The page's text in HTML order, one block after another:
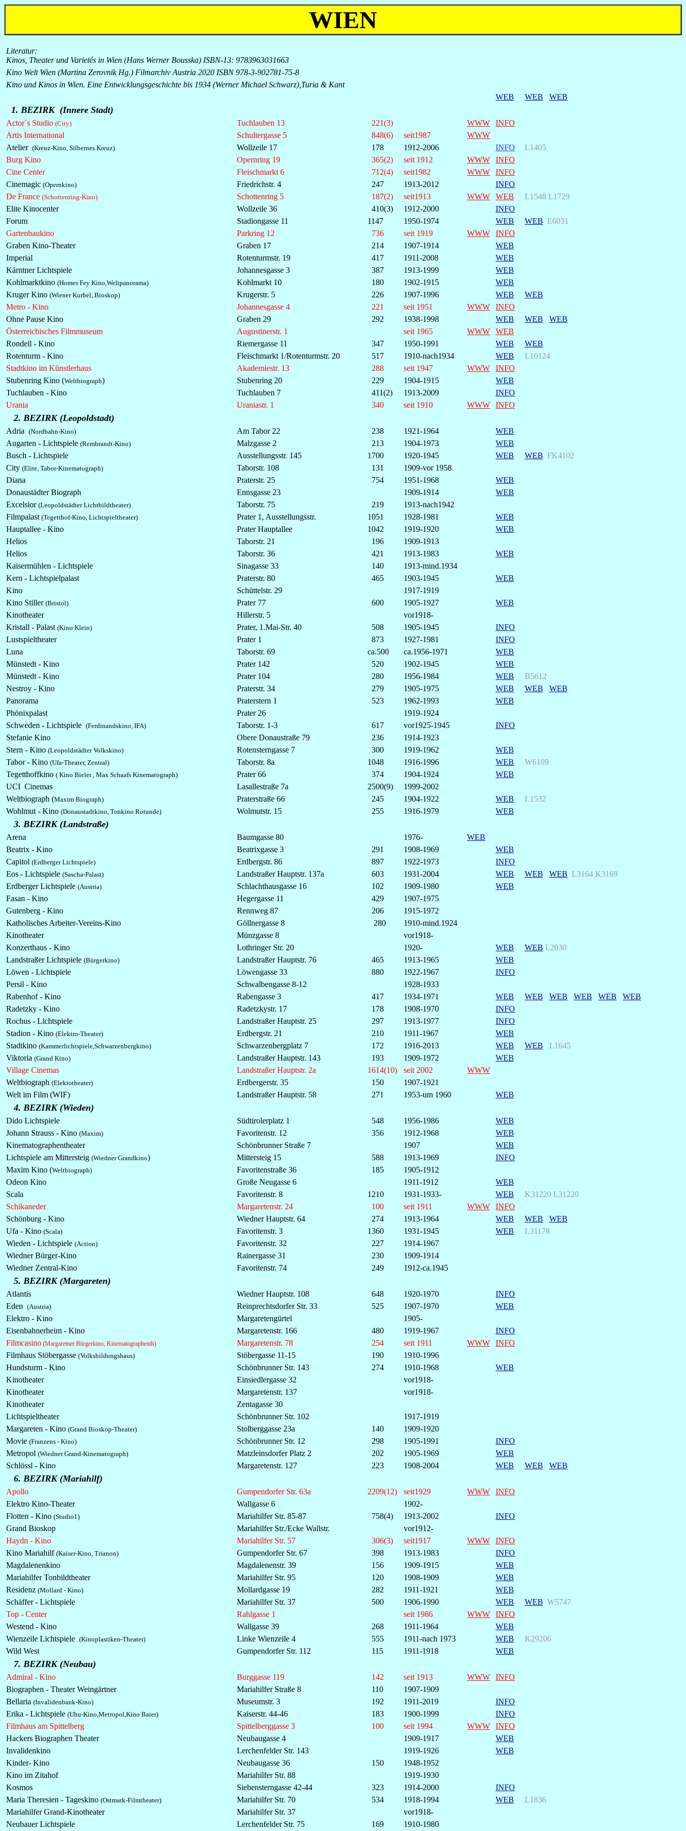
WIEN
Literatur:
Kinos, Theater und Varietés in Wien (Hans Werner Bousska) ISBN-13: 9783963031663
Kino Welt Wien (Martina Zerovnik Hg.) Filmarchiv Austria 2020 ISBN 978-3-902781-75-8
Kino und Kinos in Wien. Eine Entwicklungsgeschichte bis 1934 (Werner Michael Schwarz),Turia & Kant
WEB
WEB WEB
1. BEZIRK (Innere Stadt)
Actor´s Studio (City) Tuchlauben 13 221(3) WWW
INFO
Artis International
Schultergasse 5 848(6) seit1987
WWW
Atelier (Kreuz-Kino, Silbernes Kreuz) Wollzeile 17 178 1912-2006 INFO
L1405
Burg Kino
Opernring 19 365(2) seit 1912 WWW
INFO
Cine Center
Fleischmarkt 6 712(4) seit1982 WWW
INFO
Cinemagic (Opernkino) Friedrichstr. 4 247 1913-2012
INFO
De France (Schottenring-Kino) Schottenring 5 187(2) seit1913 WWW WEB
L1548 L1729
Elite Kinocenter
Wollzeile 36 410(3) 1912-2000
INFO
Forum
Stadiongasse 11 1147 1950-1974 WEB WEB E6031
Gartenbaukino
Parkring 12 736 seit 1919 WWW
INFO
Graben Kino-Theater
Graben 17 214 1907-1914
WEB
Imperial
Rotenturmstr. 19 417 1911-2008
WEB
Kärntner Lichtspiele
Johannesgasse 3 387 1913-1999
WEB
Kohlmarktkino (Homes Fey Kino,Weltpanorama) Kohlmarkt 10 180 1902-1915
WEB
Kruger Kino (Wiener Kurbel, Bioskop) Krugerstr. 5 226 1907-1996 WEB
WEB
Metro - Kino
Johannesgasse 4 221 seit 1951 WWW
INFO
Ohne Pause Kino
Graben 29 292 1938-1998 WEB WEB
WEB
Österreichisches Filmmuseum
Augustinerstr. 1 seit 1965 WWW
WEB
Rondell - Kino
Riemergasse 11 347 1950-1991 WEB
WEB
Rotenturm - Kino
Fleischmarkt 1/Rotenturmstr. 20 517 1910-nach1934 WEB
L10124
Stadtkino im Künstlerhaus
Akademiestr. 13 288 seit 1947 WWW
INFO
Stubenring Kino (Weltbiograph) Stubenring 20 229 1904-1915
WEB
Tuchlauben - Kino
Tuchlauben 7 411(2) 1913-2009
INFO
Urania
Uraniastr. 1 340 seit 1910 WWW INFO
2. BEZIRK (Leopoldstadt)
Adria (Nordbahn-Kino) Am Tabor 22 238 1921-1964
WEB
Augarten - Lichtspiele (Rembrandt-Kino) Malzgasse 2 213 1904-1973
WEB
Busch - Lichtspiele
Ausstellungsstr. 145 1700 1920-1945 WEB WEB FK4102
City (Elite, Tabor-Kinematograph) Taborstr. 108 131
1909-vor 1958
Diana
Praterstr. 25 754 1951-1968
WEB
Donaustädter Biograph
Ennsgasse 23 1909-1914
WEB
Excelsior (Leopoldstädter Lichtbildtheater) Taborstr. 75 219
1913-nach1942
Filmpalast (Tegetthof-Kino, Lichtspieltheater) Prater 1, Ausstellungsstr. 1051 1928-1981
WEB
Hauptallee - Kino
Prater Hauptallee 1042 1919-1920
WEB
Helios
Taborstr. 21 196
1909-1913
Helios
Taborstr. 36 421 1913-1983
WEB
Kaisermühlen - Lichtspiele
Sinagasse 33 140
1913-mind.1934
Kern - Lichtspielpalast
Praterstr. 80 465 1903-1945
WEB
Kino
Schüttelstr. 29
1917-1919
Kino Stiller (Bristol) Prater 77 600 1905-1927
WEB
Kinotheater
Hillerstr. 5
vor1918-
Kristall - Palast (Kino Klein) Prater, 1.Mai-Str. 40 508 1905-1945
INFO
Lustspieltheater
Prater 1 873 1927-1981
INFO
Luna
Taborstr. 69 ca.500 ca.1956-1971
WEB
Münstedt - Kino
Prater 142 520 1902-1945
WEB
Münstedt - Kino
Prater 104 280 1956-1984 WEB
B5612
Nestroy - Kino
Praterstr. 34 279 1905-1975 WEB WEB
WEB
Panorama
Praterstern 1 523 1962-1993
WEB
Phönixpalast
Prater 26
1919-1924
Schweden - Lichtspiele (Ferdinandskino, IFA) Taborstr. 1-3 617 vor1925-1945
INFO
Stefanie Kino
Obere Donaustraße 79 236
1914-1923
Stern - Kino (Leopoldstädter Volkskino) Rotensterngasse 7 300 1919-1962
WEB
Tabor - Kino (Ufa-Theater, Zentral) Taborstr. 8a 1048 1916-1996 WEB
W6109
Tegetthoffkino ( Kino Bieler , Max Schaafs Kinematograph) Prater 66 374 1904-1924
WEB
UCI Cinemas
Lasallestraße 7a 2500(9)
1999-2002
Weltbiograph (Maxim Biograph) Praterstraße 66 245 1904-1922 WEB
L1532
Wohlmut - Kino (Donaustadtkino, Tonkino Rotunde) Wolmutstr. 15 255 1916-1979 WEB
3. BEZIRK (Landstraße)
Arena Baumgasse 80 1976-
WEB
Beatrix - Kino
Beatrixgasse 3 291 1908-1969
WEB
Capitol (Erdberger Lichtspiele) Erdbergstr. 86 897 1922-1973
INFO
Eos - Lichtspiele (Sascha-Palast) Landstraßer Hauptstr. 137a 603 1931-2004 WEB WEB WEB L3164 K3169
Erdberger Lichtspiele (Austria) Schlachthausgasse 16 102 1909-1980
WEB
Fasan - Kino
Hegergasse 11 429
1907-1975
Gutenberg - Kino
Rennweg 87 206
1915-1972
Katholisches Arbeiter-Vereins-Kino
Göllnergasse 8 280
1910-mind.1924
Kinotheater
Münzgasse 8
vor1918-
Konzerthaus - Kino
Lothringer Str. 20 1920- WEB WEB L2030
Landstraßer Lichtspiele (Bürgerkino) Landstraßer Hauptstr. 76 465 1913-1965
WEB
Löwen - Lichtspiele
Löwengasse 33 880 1922-1967
INFO
Persil - Kino
Schwalbengasse 8-12
1928-1933
Rabenhof - Kino
Rabengasse 3 417 1934-1971 WEB WEB WEB WEB WEB
WEB
Radetzky - Kino
Radetzkystr. 17 178 1908-1970
INFO
Rochus - Lichtspiele
Landstraßer Hauptstr. 25 297 1913-1977
INFO
Stadion - Kino (Elektro-Theater) Erdbergstr. 21 210 1911-1967
WEB
Stadtkino (Kammerlichtspiele,Schwarzenbergkino) Schwarzenbergplatz 7 172 1916-2013 WEB WEB
L1645
Viktoria (Grand Kino) Landstraßer Hauptstr. 143 193 1909-1972
WEB
Village Cinemas
Landstraßer Hauptstr. 2a 1614(10) seit 2002
WWW
Weltbiograph (Elektotheater) Erdbergerstr. 35 150
1907-1921
Welt im Film (WIF)
Landstraßer Hauptstr. 58 271 1953-um 1960 WEB
4. BEZIRK (Wieden)
Dido Lichtspiele Südtirolerplatz 1 548 1956-1986
WEB
Johann Strauss - Kino (Maxim) Favoritenstr. 12 356 1912-1968
WEB
Kinematographentheater
Schönbrunner Straße 7 1907
WEB
Lichtspiele am Mittersteig (Wiedner Grandkino) Mittersteig 15 588 1913-1969
INFO
Maxim Kino (Weltbiograph) Favoritenstraße 36 185
1905-1912
Odeon Kino
Große Neugasse 6 1911-1912
WEB
Scala
Favoritenstr. 8 1210 1931-1933- WEB
K31220 L31220
Schikaneder
Margaretenstr. 24 100 seit 1911 WWW
INFO
Schönburg - Kino
Wiedner Hauptstr. 64 274 1913-1964 WEB WEB
WEB
Ufa - Kino (Scala) Favoritenstr. 3 1360 1931-1945 WEB
L31178
Wieden - Lichtspiele (Action) Favoritenstr. 32 227
1914-1967
Wiedner Bürger-Kino
Rainergasse 31 230
1909-1914
Wiedner Zentral-Kino
Favoritenstr. 74 249 1912-ca.1945
5. BEZIRK (Margareten)
Atlantis Wiedner Hauptstr. 108 648 1920-1970
INFO
Eden (Austria) Reinprechtsdorfer Str. 33 525 1907-1970
WEB
Elektro - Kino
Margaretengürtel
1905-
Eisenbahnerheim - Kino
Margaretenstr. 166 480 1919-1967
INFO
Filmcasino (Margaretner Bürgerkino, Kinematographenth) Margaretenstr. 78 254 seit 1911 WWW
INFO
Filmhaus Stöbergasse (Volksbildungshaus) Stöbergasse 11-15 190
1910-1996
Hundsturm - Kino
Schönbrunner Str. 143 274 1910-1968
WEB
Kinotheater
Einsiedlergasse 32
vor1918-
Kinotheater
Margaretenstr. 137
vor1918-
Kinotheater
Zentagasse 30
Lichtspieltheater
Schönbrunner Str. 102
1917-1919
Margareten - Kino (Grand Bioskop-Theater) Stolberggasse 23a 140
1909-1920
Movie (Franzens - Kino) Schönbrunner Str. 12 298 1905-1991
INFO
Metropol (Wiedner Grand-Kinematograph) Matzleinsdorfer Platz 2 202 1905-1969
WEB
Schlössl - Kino
Margaretenstr. 127 223 1908-2004 WEB WEB WEB
6. BEZIRK (Mariahilf)
Apollo Gumpendorfer Str. 63a 2209(12) seit1929 WWW
INFO
Elektro Kino-Theater
Wallgasse 6
1902-
Flotten - Kino (Studio1) Mariahilfer Str. 85-87 758(4) 1913-2002
INFO
Grand Bioskop
Mariahilfer Str./Ecke Wallstr.
vor1912-
Haydn - Kino
Mariahilfer Str. 57 306(3) seit1917 WWW
INFO
Kino Mariahilf (Kaiser-Kino, Trianon) Gumpendorfer Str. 67 398 1913-1983
INFO
Magdalenenkino
Magdalenenstr. 39 156 1909-1915
WEB
Mariahilfer Tonbildtheater
Mariahilfer Str. 95 120 1908-1909
WEB
Residenz (Mollard - Kino) Mollardgasse 19 282 1911-1921
WEB
Schäffer - Lichtspiele
Mariahilfer Str. 37 500 1906-1990 WEB WEB W5747
Top - Center
Rahlgasse 1 seit 1986 WWW
INFO
Westend - Kino
Wallgasse 39 268 1911-1964
WEB
Wienzeile Lichtspiele (Kinoplastiken-Theater) Linke Wienzeile 4 555 1911-nach 1973 WEB
K29206
Wild West
Gumpendorfer Str. 112 115 1911-1918 WEB
7. BEZIRK (Neubau)
Admiral - Kino Burggasse 119 142 seit 1913 WWW
INFO
Biographen - Theater Weingärtner
Mariahilfer Straße 8 110
1907-1909
Bellaria (Invalidenbank-Kino) Museumstr. 3 192 1911-2019
INFO
Erika - Lichtspiele (Uhu-Kino,Metropol,Kino Baier) Kaiserstr. 44-46 183 1900-1999
INFO
Filmhaus am Spittelberg
Spittelberggasse 3 100 seit 1994 WWW
INFO
Hackers Biographen Theater
Neubaugasse 4 1909-1917
WEB
Invalidenkino
Lerchenfelder Str. 143 1919-1926
WEB
Kinder- Kino
Neubaugasse 36 150
1948-1952
Kino im Zitahof
Mariahilfer Str. 88
1919-1930
Kosmos
Siebensterngasse 42-44 323 1914-2000
INFO
Maria Theresien - Tageskino (Ostmark-Filmtheater) Mariahilfer Str. 70 534 1918-1994 WEB
L1836
Mariahilfer Grand-Kinotheater
Mariahilfer Str. 37
vor1918-
Neubauer Lichtspiele
Lerchenfelder Str. 75 169 1910-1980